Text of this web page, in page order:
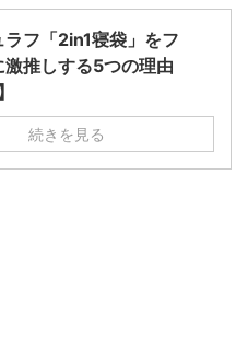
ラフ「2in1寝袋」をフ
激推しする5つの理由
続きを見る